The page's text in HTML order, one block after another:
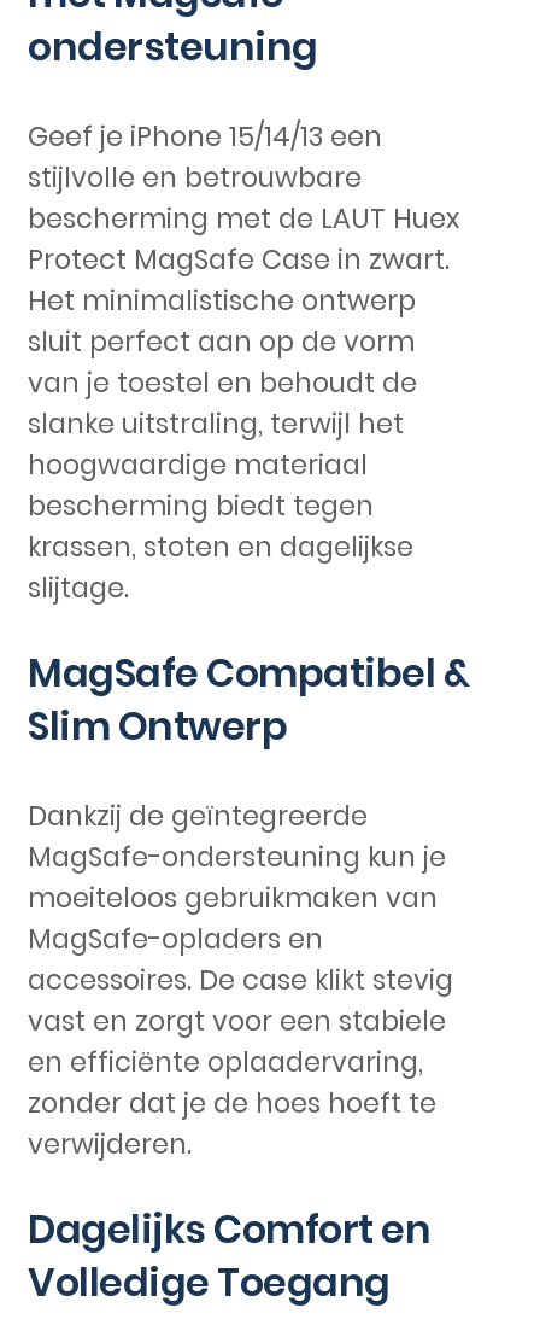
ondersteuning
Geef je iPhone 15/14/13 een
stijlvolle en betrouwbare
bescherming met de LAUT Huex
Protect MagSafe Case in zwart.
Het minimalistische ontwerp
sluit perfect aan op de vorm
van je toestel en behoudt de
slanke uitstraling, terwijl het
hoogwaardige materiaal
bescherming biedt tegen
krassen, stoten en dagelijkse
slijtage.
MagSafe Compatibel &
Slim Ontwerp
Dankzij de geïntegreerde
MagSafe-ondersteuning kun je
moeiteloos gebruikmaken van
MagSafe-opladers en
accessoires. De case klikt stevig
vast en zorgt voor een stabiele
en efficiënte oplaadervaring,
zonder dat je de hoes hoeft te
verwijderen.
Dagelijks Comfort en
Volledige Toegang